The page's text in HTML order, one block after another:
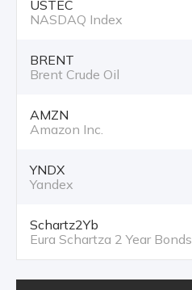
USTEC
NASDAQ Index
BRENT
Brent Crude Oil
AMZN
Amazon Inc.
YNDX
Yandex
Schartz2Yb
Eura Schartza 2 Year Bonds